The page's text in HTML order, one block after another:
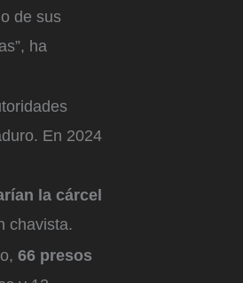
de sus
ha
En 2024
la cárcel
chavista.
66 presos